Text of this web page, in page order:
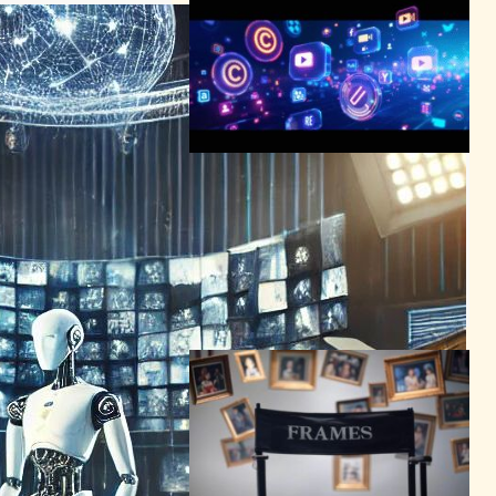
Runway CEO クリス・バレ
ンズエラが語るAI映像制作の
未来：著作権問題と技術革新
の最前線
AI（人工知能）ニュース
著作権
2025年6月6日15:00